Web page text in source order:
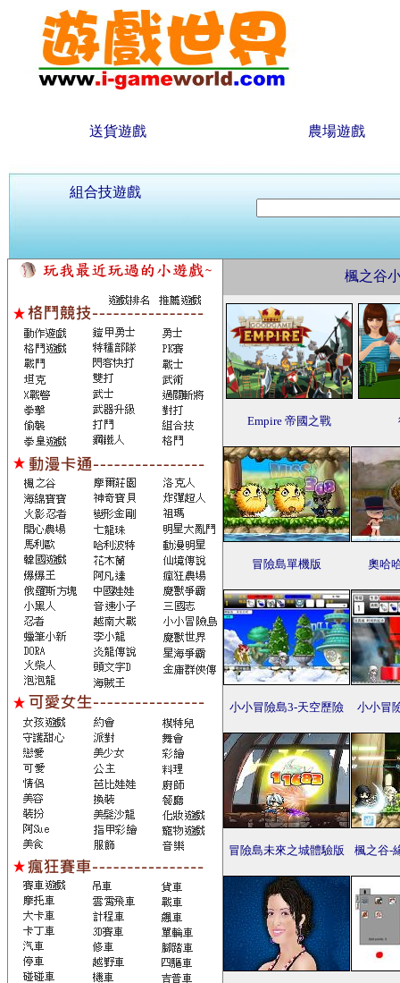
送貨遊戲 農場遊戲
組合技遊戲
楓之谷
Empire 帝國之戰
冒險島單機版 奧哈
小小冒險島3-天空歷險 小小冒
冒險島未來之城體驗版 楓之谷-